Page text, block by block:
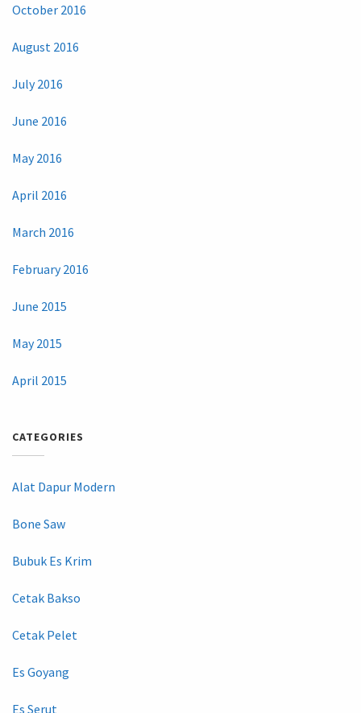
October 2016
August 2016
July 2016
June 2016
May 2016
April 2016
March 2016
February 2016
June 2015
May 2015
April 2015
CATEGORIES
Alat Dapur Modern
Bone Saw
Bubuk Es Krim
Cetak Bakso
Cetak Pelet
Es Goyang
Es Serut